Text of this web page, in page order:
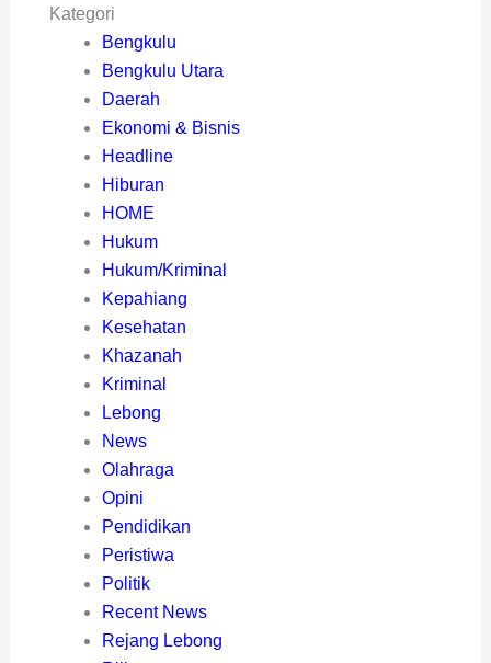
Kategori
Bengkulu
Bengkulu Utara
Daerah
Ekonomi & Bisnis
Headline
Hiburan
HOME
Hukum
Hukum/Kriminal
Kepahiang
Kesehatan
Khazanah
Kriminal
Lebong
News
Olahraga
Opini
Pendidikan
Peristiwa
Politik
Recent News
Rejang Lebong